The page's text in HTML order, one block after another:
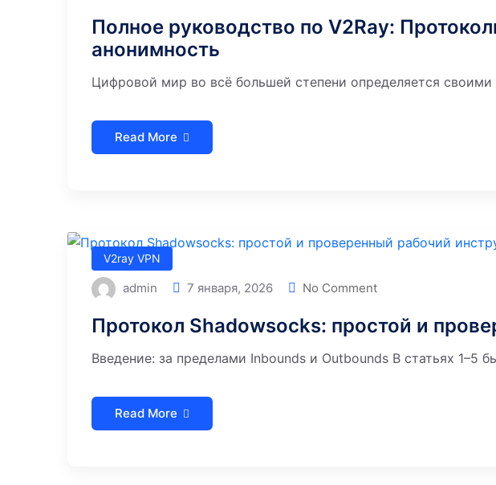
Полное руководство по V2Ray:
анонимность
Цифровой мир во всё большей степени определяется
Read More
V2ray VPN
admin 7 января, 2026 No Comment
Протокол Shadowsocks: простой и
Введение: за пределами Inbounds и Outbounds В статьях 1–5
Read More